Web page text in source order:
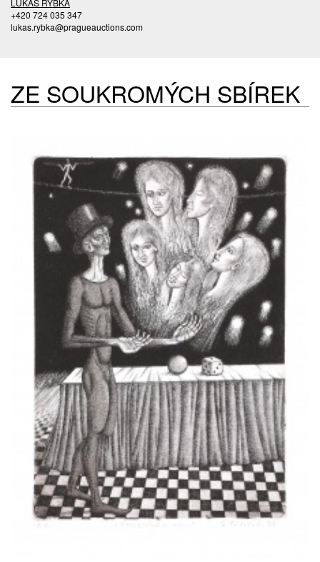
LUKÁŠ RYBKA
+420 724 035 347
lukas.rybka@pragueauctions.com
ZE SOUKROMÝCH SBÍREK